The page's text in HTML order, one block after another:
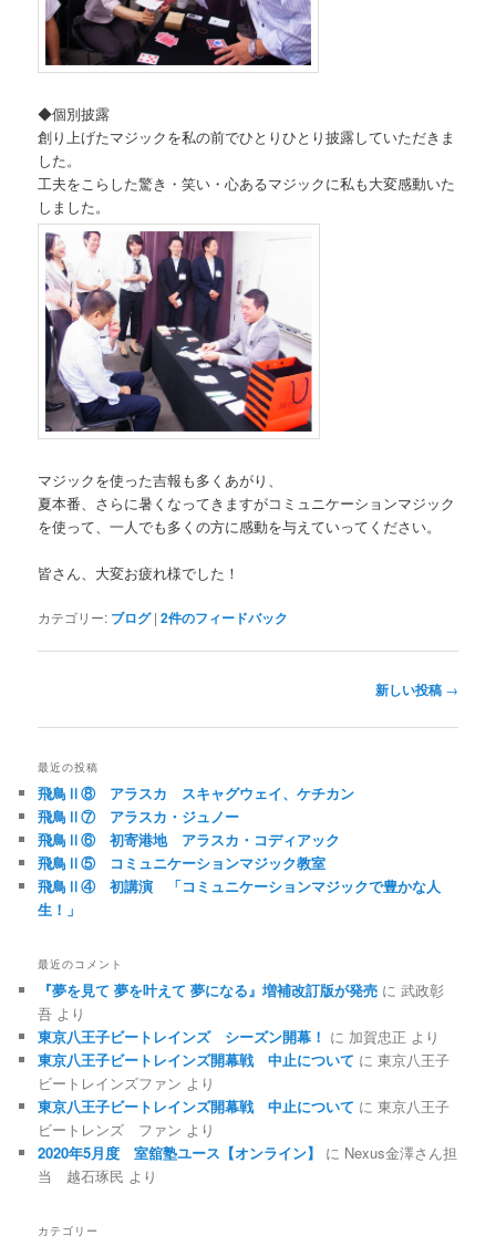
◆個別披露
創り上げたマジックを私の前でひとりひとり披露していただきま
した。
工夫をこらした驚き・笑い・心あるマジックに私も大変感動いた
しました。
マジックを使った吉報も多くあがり、
夏本番、さらに暑くなってきますがコミュニケーションマジック
を使って、一人でも多くの方に感動を与えていってください。
皆さん、大変お疲れ様でした！
カテゴリー: ブログ |2件のフィードバック
ナ
ー
シ
ョ
ン
新しい投稿 →
最近の投稿
飛鳥Ⅱ⑧ アラスカ スキャグウェイ、ケチカン
飛鳥Ⅱ⑦ アラスカ・ジュノー
飛鳥Ⅱ⑥ 初寄港地 アラスカ・コディアック
飛鳥Ⅱ⑤ コミュニケーションマジック教室
飛鳥Ⅱ④ 初講演 「コミュニケーションマジックで豊かな人
生！」
最近のコメント
『夢を見て 夢を叶えて 夢になる』増補改訂版が発売 に武政彰
吾 より
東京八王子ビートレインズ シーズン開幕！ に 加賀忠正 より
東京八王子ビートレインズ開幕戦 中止について に東京八王子
ビートレインズファン より
東京八王子ビートレインズ開幕戦 中止について に東京八王子
ビートレンズ ファン より
2020年5月度 室舘塾ユース【オンライン】
に Nexus金澤さん担
当 越石琢民 より
カテゴリー